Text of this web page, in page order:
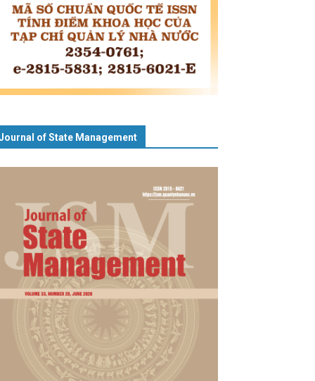
of State Management